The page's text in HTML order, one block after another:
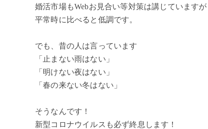
婚活市場もWebお見合い等対策は講じていますが
平常時に比べると低調です。
でも、昔の人は言っています
「止まない雨はない」
「明けない夜はない」
「春の来ない冬はない」
そうなんです！
新型コロナウイルスも必ず終息します！